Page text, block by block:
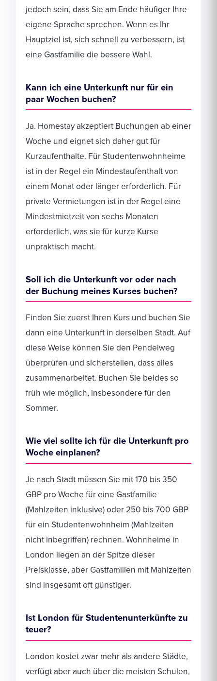
jedoch sein, dass Sie am Ende häufiger Ihre
eigene Sprache sprechen. Wenn es Ihr
Hauptziel ist, sich schnell zu verbessern, ist
eine Gastfamilie die bessere Wahl.
Kann ich eine Unterkunft nur für ein
paar Wochen buchen?
Ja. Homestay akzeptiert Buchungen ab einer
Woche und eignet sich daher gut für
Kurzaufenthalte. Für Studentenwohnheime
ist in der Regel ein Mindestaufenthalt von
einem Monat oder länger erforderlich. Für
private Vermietungen ist in der Regel eine
Mindestmietzeit von sechs Monaten
erforderlich, was sie für kurze Kurse
unpraktisch macht.
Soll ich die Unterkunft vor oder nach
der Buchung meines Kurses buchen?
Finden Sie zuerst Ihren Kurs und buchen Sie
dann eine Unterkunft in derselben Stadt. Auf
diese Weise können Sie den Pendelweg
überprüfen und sicherstellen, dass alles
zusammenarbeitet. Buchen Sie beides so
früh wie möglich, insbesondere für den
Sommer.
Wie viel sollte ich für die Unterkunft pro
Woche einplanen?
Je nach Stadt müssen Sie mit 170 bis 350
GBP pro Woche für eine Gastfamilie
(Mahlzeiten inklusive) oder 250 bis 700 GBP
für ein Studentenwohnheim (Mahlzeiten
nicht inbegriffen) rechnen. Wohnheime in
London liegen an der Spitze dieser
Preisklasse, aber Gastfamilien mit Mahlzeiten
sind insgesamt oft günstiger.
Ist London für Studentenunterkünfte zu
teuer?
London kostet zwar mehr als andere Städte,
verfügt aber auch über die meisten Schulen,